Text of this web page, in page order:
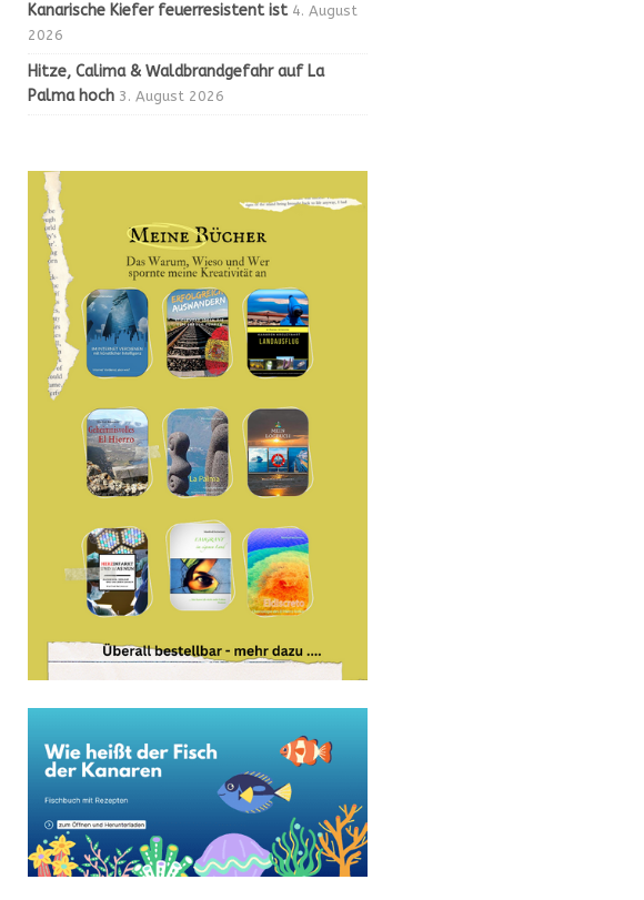
Kanarische Kiefer feuerresistent ist 4. August
2026
Hitze, Calima & Waldbrandgefahr auf La
Palma hoch 3. August 2026